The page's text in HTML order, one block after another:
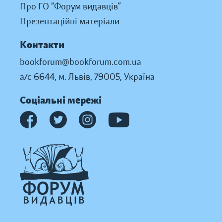
Про ГО “Форум видавців”
Презентаційні матеріали
Контакти
bookforum@bookforum.com.ua
а/с 6644, м. Львів, 79005, Україна
Соціальні мережі